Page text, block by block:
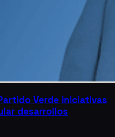
Verde iniciativas
desarrollos